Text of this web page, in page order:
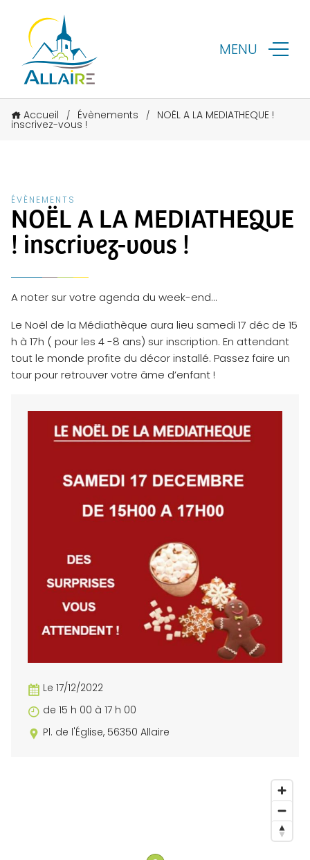
MENU
Accueil / Évènements / NOËL A LA MEDIATHEQUE !
inscrivez-vous !
ÉVÈNEMENTS
NOËL A LA MEDIATHEQUE
! inscrivez-vous !
A noter sur votre agenda du week-end…
Le Noël de la Médiathèque aura lieu samedi 17 déc de 15
h à 17h ( pour les 4 -8 ans) sur inscription. En attendant
tout le monde profite du décor installé. Passez faire un
tour pour retrouver votre âme d’enfant !
Le 17/12/2022
de 15 h 00 à 17 h 00
Pl. de l'Église, 56350 Allaire